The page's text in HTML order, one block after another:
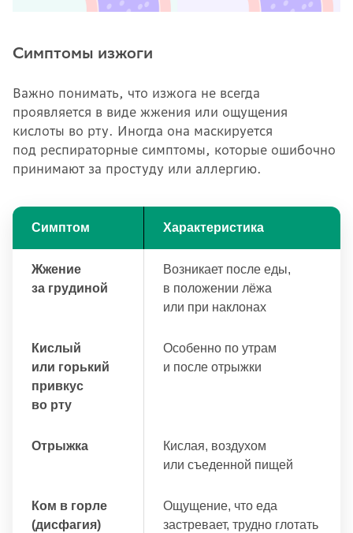
Симптомы изжоги
Важно понимать, что изжога не всегда
проявляется в виде жжения или ощущения
кислоты во рту. Иногда она маскируется
под респираторные симптомы, которые ошибочно
принимают за простуду или аллергию.
Симптом Характеристика
Жжение
за грудиной
Возникает после еды,
в положении лёжа
или при наклонах
Кислый
или горький
привкус
во рту
Особенно по утрам
и после отрыжки
Отрыжка
Кислая, воздухом
или съеденной пищей
Ком в горле
(дисфагия)
Ощущение, что еда
застревает, трудно глотать